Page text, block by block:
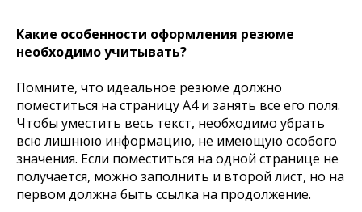
Какие особенности оформления резюме
необходимо учитывать?
Помните, что идеальное резюме должно
поместиться на страницу А4 и занять все его поля.
Чтобы уместить весь текст, необходимо убрать
всю лишнюю информацию, не имеющую особого
значения. Если поместиться на одной странице не
получается, можно заполнить и второй лист, но на
первом должна быть ссылка на продолжение.